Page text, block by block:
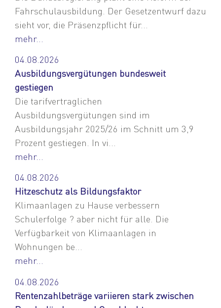
Fahrschulausbildung. Der Gesetzentwurf dazu
sieht vor, die Präsenzpflicht für...
mehr...
04.08.2026
Ausbildungsvergütungen bundesweit
gestiegen
Die tarifvertraglichen
Ausbildungsvergütungen sind im
Ausbildungsjahr 2025/26 im Schnitt um 3,9
Prozent gestiegen. In vi...
mehr...
04.08.2026
Hitzeschutz als Bildungsfaktor
Klimaanlagen zu Hause verbessern
Schulerfolge ? aber nicht für alle. Die
Verfügbarkeit von Klimaanlagen in
Wohnungen be...
mehr...
04.08.2026
Rentenzahlbeträge variieren stark zwischen